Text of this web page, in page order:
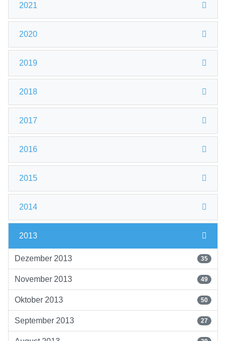
2021
2020
2019
2018
2017
2016
2015
2014
2013
Dezember 2013 35
November 2013 49
Oktober 2013 50
September 2013 27